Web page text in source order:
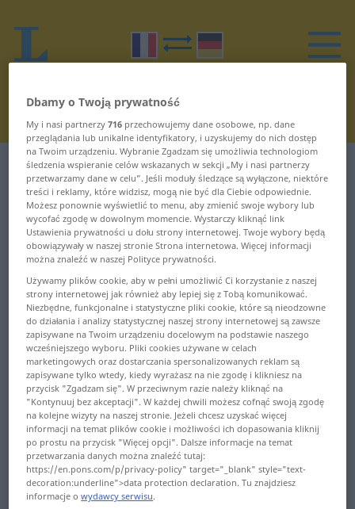
Słownik Francuski-Niemiecki V
Słowa w francuskim zaczynające
się na V
V ... vacillant
vacillation ... vais
vaisseau ... valoche
valoir ... vanité
vannage ... variable
variance ... vasque
vassal ... vegan
veille ... vendeur
vieillot ... vilebrequin
vilenie ... vingtaine
vingtième ... virago
viral ... visage
visagiste ... visuel
visé ... vivable
vivace ... vocabulaire
Dbamy o Twoją prywatność
My i nasi partnerzy716 przechowujemy dane osobowe, np. dane
przeglądania lub unikalne identyfikatory, i uzyskujemy do nich dostęp
na Twoim urządzeniu. Wybranie Zgadzam się umożliwia technologiom
śledzenia wspieranie celów wskazanych w sekcji „My i nasi partnerzy
przetwarzamy dane w celu”. Jeśli moduły śledzące są wyłączone, niektóre
treści i reklamy, które widzisz, mogą nie być dla Ciebie odpowiednie.
Możesz ponownie wyświetlić to menu, aby zmienić swoje wybory lub
wycofać zgodę w dowolnym momencie. Wystarczy kliknąć link
Ustawienia prywatności u dołu strony internetowej. Twoje wybory będą
obowiązywały w naszej stronie Strona internetowa. Więcej informacji
można znaleźć w naszej Polityce prywatności.
Używamy plików cookie, aby w pełni umożliwić Ci korzystanie z naszej
strony internetowej jak również aby lepiej się z Tobą komunikować.
Niezbędne, funkcjonalne i statystyczne pliki cookie, które są nieodzowne
do działania i analizy statystycznej naszej strony internetowej są zawsze
zapisywane na Twoim urządzeniu docelowym na podstawie naszego
wcześniejszego wyboru. Pliki cookies używane w celach
marketingowych oraz dostarczania spersonalizowanych reklam są
zapisywane tylko wtedy, kiedy wyrażasz na nie zgodę i klikniesz na
przycisk "Zgadzam się". W przeciwnym razie należy kliknąć na
"Kontynuuj bez akceptacji". W każdej chwili możesz cofnąć swoją zgodę
na kolejne wizyty na naszej stronie. Jeżeli chcesz uzyskać więcej
informacji na temat plików cookie i możliwości ich dopasowania kliknij
po prostu na przycisk "Więcej opcji". Dalsze informacje na temat
przetwarzania danych można znaleźć tutaj:
https://en.pons.com/p/privacy-policy" target="_blank" style="text-
decoration:underline">data protection declaration. Tu znajdziesz
informacje owydawcy serwisu.